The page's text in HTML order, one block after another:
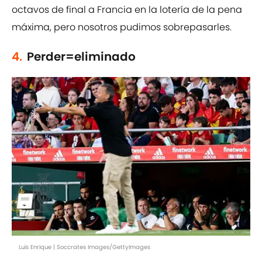
octavos de final a Francia en la lotería de la pena
máxima, pero nosotros pudimos sobrepasarles.
4. Perder=eliminado
Luis Enrique | Soccrates Images/GettyImages